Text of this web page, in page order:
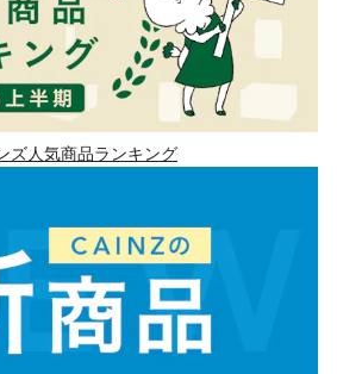
ズ人気商品ランキング